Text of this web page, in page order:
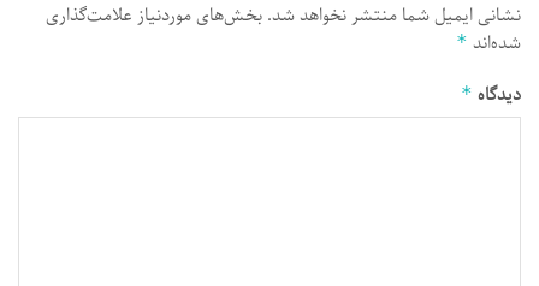
نشانی ایمیل شما منتشر نخواهد شد. بخش‌های موردنیاز علامت‌گذاری
شده‌اند *
دیدگاه *